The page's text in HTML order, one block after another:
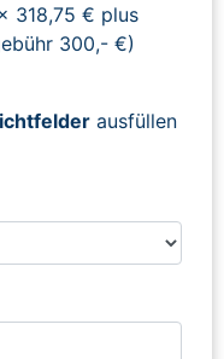
318,75 € plus
300,- €)
ausfüllen